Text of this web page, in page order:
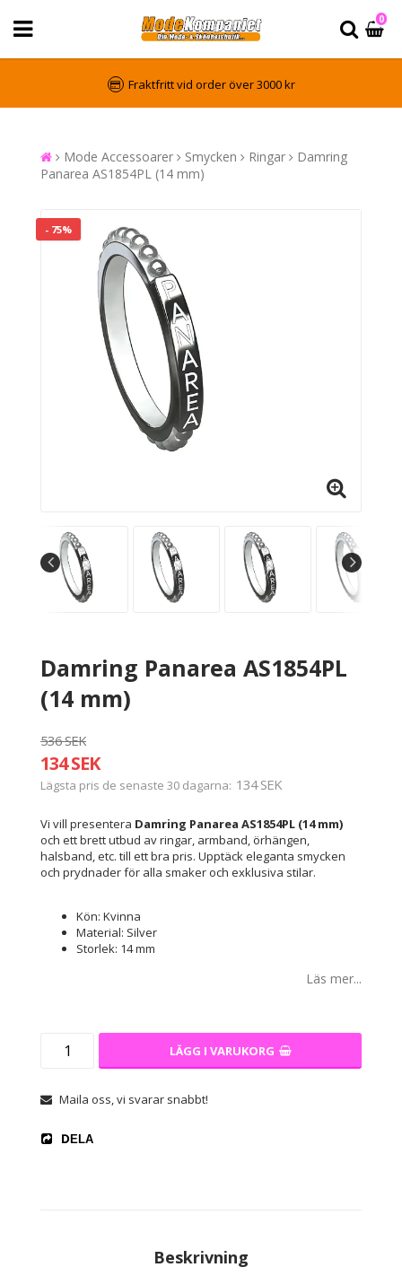
0
Fraktfritt vid order över 3000 kr
Mode Accessoarer Smycken Ringar
Damring
Panarea AS1854PL (14 mm)
- 75%
Damring Panarea AS1854PL
(14 mm)
536 SEK
134 SEK
Lägsta pris de senaste 30 dagarna 134 SEK
Vi vill presentera Damring Panarea AS1854PL (14 mm)
och ett brett utbud av ringar, armband, örhängen,
halsband, etc. till ett bra pris. Upptäck eleganta smycken
och prydnader för alla smaker och exklusiva stilar.
Kön: Kvinna
Material: Silver
Storlek: 14 mm
Läs mer...
LÄGG I VARUKORG
Maila oss, vi svarar snabbt!
DELA
Beskrivning